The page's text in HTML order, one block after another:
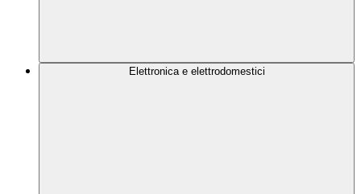
Elettronica e elettrodomestici